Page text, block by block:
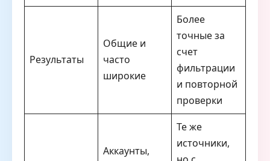
Результаты
Общие и
часто
широкие
Более
точные за
счет
фильтрации
и повторной
проверки
Аккаунты,
Те же
источники,